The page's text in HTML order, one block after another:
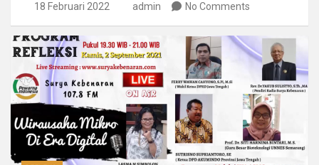
18 Februari 2022 admin No Comments